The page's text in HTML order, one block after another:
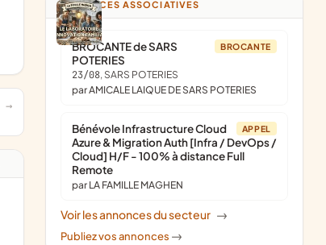
ANNONCES ASSOCIATIVES
BROCANTE
BROCANTE de SARS
POTERIES
23/08, SARS POTERIES
par AMICALE LAIQUE DE SARS POTERIES
APPEL
Bénévole Infrastructure Cloud
Azure & Migration Auth [Infra / DevOps /
Cloud] H/F - 100% à distance Full
Remote
par LA FAMILLE MAGHEN
Voir les annonces du secteur ->
Publiez vos annonces ->